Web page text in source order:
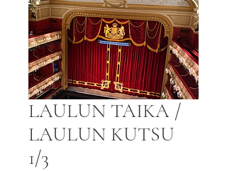
LAULUN TAIKA /
LAULUN KUTSU
1/3